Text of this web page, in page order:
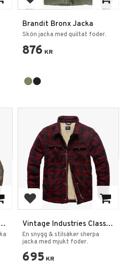
Add to favorites
Brandit Bronx Jacka
Skön jacka med quiltat foder.
876 KR
Add to favorites
Vintage Industries Class
Sherpa Jacka
En snygg & stilsäker sherpa
jacka med mjukt foder.
695 KR